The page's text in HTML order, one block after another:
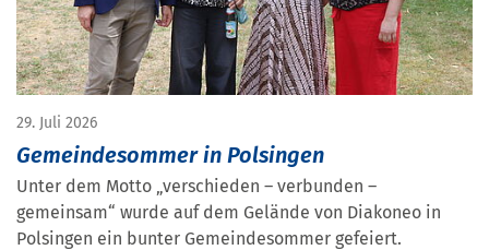
29. Juli 2026
Gemeindesommer in Polsingen
Unter dem Motto „verschieden – verbunden –
gemeinsam“ wurde auf dem Gelände von Diakoneo in
Polsingen ein bunter Gemeindesommer gefeiert.